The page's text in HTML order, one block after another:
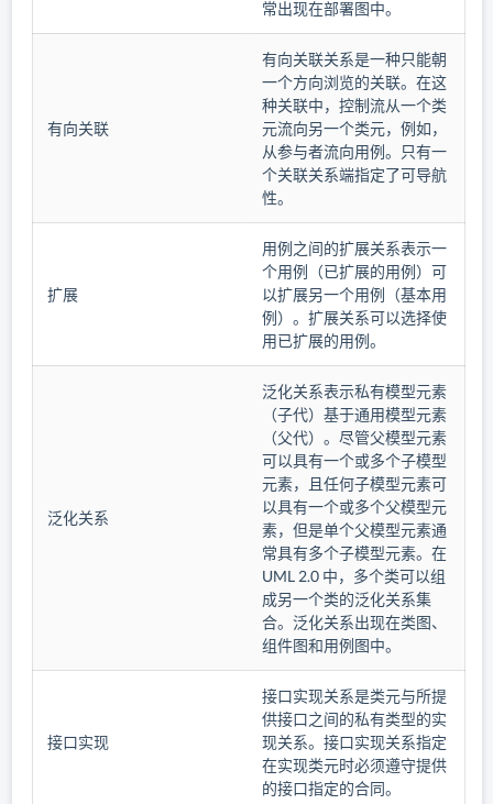
常出现在部署图中。
有向关联
有向关联关系是一种只能朝
一个方向浏览的关联。在这
种关联中，控制流从一个类
元流向另一个类元，例如，
从参与者流向用例。只有一
个关联关系端指定了可导航
性。
扩展
用例之间的扩展关系表示一
个用例（已扩展的用例）可
以扩展另一个用例（基本用
例）。扩展关系可以选择使
用已扩展的用例。
泛化关系
泛化关系表示私有模型元素
（子代）基于通用模型元素
（父代）。尽管父模型元素
可以具有一个或多个子模型
元素，且任何子模型元素可
以具有一个或多个父模型元
素，但是单个父模型元素通
常具有多个子模型元素。在
UML 2.0 中，多个类可以组
成另一个类的泛化关系集
合。泛化关系出现在类图、
组件图和用例图中。
接口实现
接口实现关系是类元与所提
供接口之间的私有类型的实
现关系。接口实现关系指定
在实现类元时必须遵守提供
的接口指定的合同。